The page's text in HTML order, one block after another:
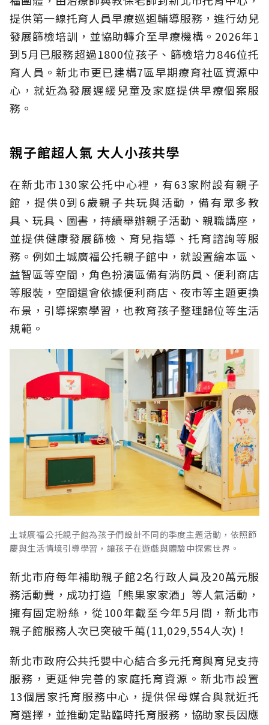
提供第一線托育人員早療巡迴輔導服務，進行幼兒
發展篩檢培訓，並協助轉介至早療機構。2026年1
到5月已服務超過1800位孩子、篩檢培力846位托
育人員。新北市更已建構7區早期療育社區資源中
心，就近為發展遲緩兒童及家庭提供早療個案服
務。
親子館超人氣 大人小孩共學
在新北市130家公托中心裡，有63家附設有親子
館，提供0到6歲親子共玩與活動，備有眾多教
具、玩具、圖書，持續舉辦親子活動、親職講座，
並提供健康發展篩檢、育兒指導、托育諮詢等服
務。例如土城廣福公托親子館中，就設置繪本區、
益智區等空間，角色扮演區備有消防員、便利商店
等服裝，空間還會依據便利商店、夜市等主題更換
布景，引導探索學習，也教育孩子整理歸位等生活
規範。
土城廣福公托親子館為孩子們設計不同的季度主題活動，依照節
慶與生活情境引導學習，讓孩子在遊戲與體驗中探索世界。
新北市府每年補助親子館2名行政人員及20萬元服
務活動費，成功打造「熊果家家酒」等人氣活動，
擁有固定粉絲，從100年截至今年5月間，新北市
親子館服務人次已突破千萬(11,029,554人次)！
新北市政府公共托嬰中心結合多元托育與育兒支持
服務，更延伸完善的家庭托育資源。新北市設置
13個居家托育服務中心，提供保母媒合與就近托
育選擇，並推動定點臨時托育服務，協助家長因應